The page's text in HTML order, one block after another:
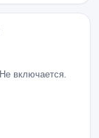
включается.